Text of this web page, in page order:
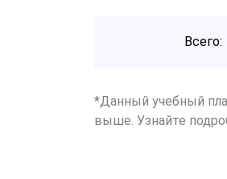
Всего:
*Данный учебный
выше. Узнайте